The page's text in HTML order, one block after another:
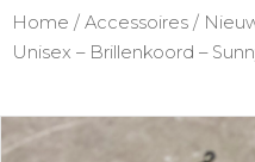
Home / Accessoires /
Unisex – Brillenkoord –